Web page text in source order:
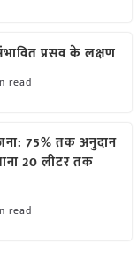
प्रसव के लक्षण
read
75% तक अनुदान
20 लीटर तक
read